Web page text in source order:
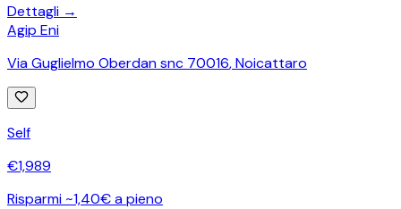
Dettagli →
Agip Eni
Via Guglielmo Oberdan snc 70016,Noicattaro
Self
€1,989
Risparmi ~1,40€ a pieno